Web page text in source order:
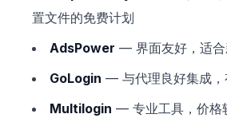
置文件的免费计划
AdsPower — 界面友好，适
GoLogin — 与代理良好集成，
Multilogin — 专业工具，价格